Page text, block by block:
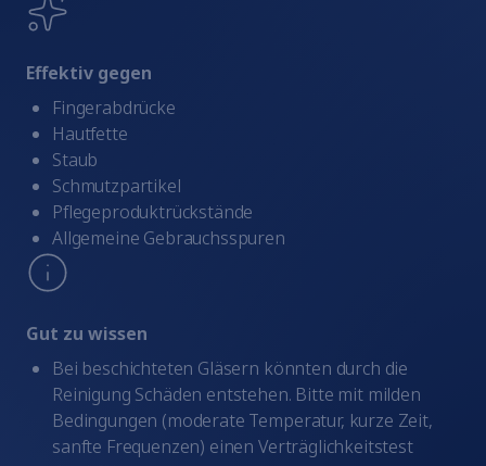
Elmasolvex
Cyclomotion
Antimag
Leak Controller
Unternehmen
Kontakt
Service
Karriere
zum Elma Hub
Warenkorb
Fachhändler
Downloads
Ersatzteile
Fach- & Führungskräfte
Studierende
Schülerinnen und Schüler
Effektiv gegen
Fingerabdrücke
Hautfette
Staub
Schmutzpartikel
Pflegeproduktrückstände
Allgemeine Gebrauchsspuren
Gut zu wissen
Bei beschichteten Gläsern könnten durch die
Reinigung Schäden entstehen. Bitte mit milden
Bedingungen (moderate Temperatur, kurze Zeit,
sanfte Frequenzen) einen Verträglichkeitstest